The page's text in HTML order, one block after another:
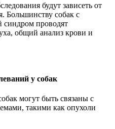
будут зависеть от
Большинству собак с
синдром проводят
общий анализ крови и
у собак
могут быть связаны с
такими как опухоли